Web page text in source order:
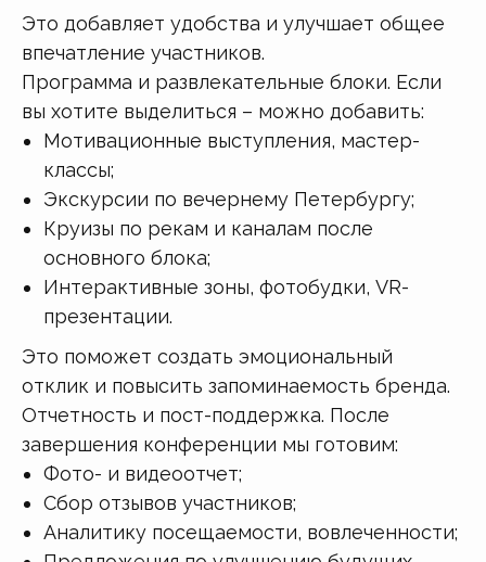
Это добавляет удобства и улучшает общее
впечатление участников.
Программа и развлекательные блоки. Если
вы хотите выделиться – можно добавить:
Мотивационные выступления, мастер-
классы;
Экскурсии по вечернему Петербургу;
Круизы по рекам и каналам после
основного блока;
Интерактивные зоны, фотобудки, VR-
презентации.
Это поможет создать эмоциональный
отклик и повысить запоминаемость бренда.
Отчетность и пост-поддержка. После
завершения конференции мы готовим:
Фото- и видеоотчет;
Сбор отзывов участников;
Аналитику посещаемости, вовлеченности;